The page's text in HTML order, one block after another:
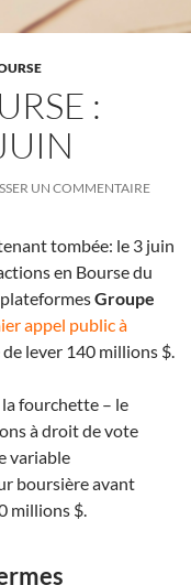
:
UN COMMENTAIRE
tombée: le 3 juin
en Bourse du
Groupe
appel public à
lever 140 millions $.
fourchette – le
à droit de vote
variable
boursière avant
millions $.